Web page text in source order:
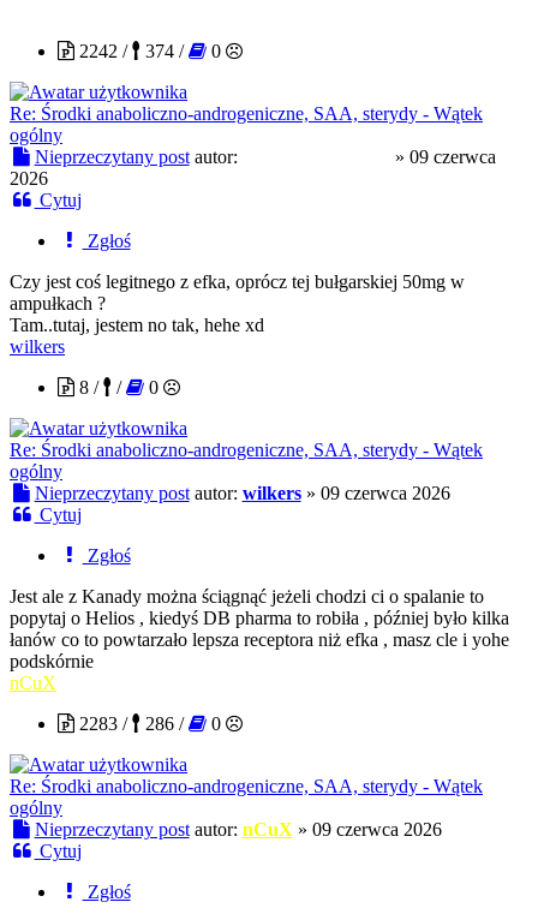
2242 /
374 / 0
Re: Środki anaboliczno-androgeniczne, SAA, sterydy - Wątek
ogólny
Nieprzeczytany post autor: » 09 czerwca
2026
Cytuj
Zgłoś
Czy jest coś legitnego z efka, oprócz tej bułgarskiej 50mg w
ampułkach ?
Tam..tutaj, jestem no tak, hehe xd
wilkers
8 /
/ 0
Re: Środki anaboliczno-androgeniczne, SAA, sterydy - Wątek
ogólny
Nieprzeczytany post autor: wilkers» 09 czerwca 2026
Cytuj
Zgłoś
Jest ale z Kanady można ściągnąć jeżeli chodzi ci o spalanie to
popytaj o Helios , kiedyś DB pharma to robiła , później było kilka
łanów co to powtarzało lepsza receptora niż efka , masz cle i yohe
podskórnie
nCuX
2283 /
286 / 0
Re: Środki anaboliczno-androgeniczne, SAA, sterydy - Wątek
ogólny
Nieprzeczytany post autor: nCuX » 09 czerwca 2026
Cytuj
Zgłoś